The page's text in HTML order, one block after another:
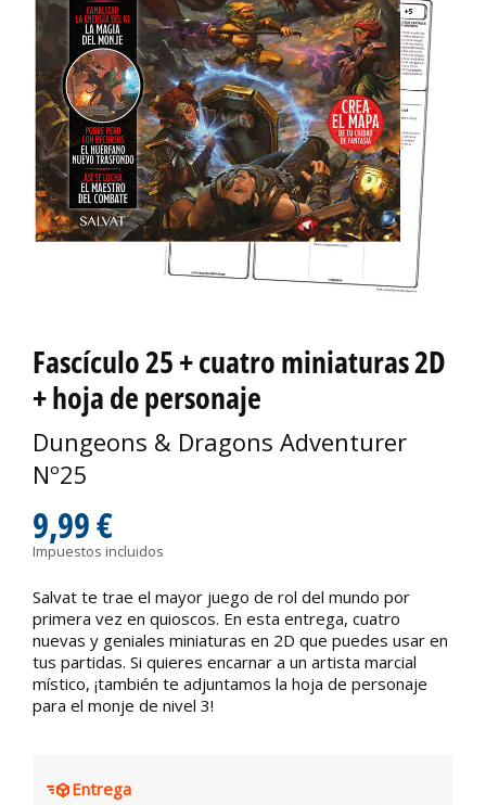
Fascículo 25 + cuatro miniaturas 2D
+ hoja de personaje
Dungeons & Dragons Adventurer
Nº25
9,99 €
Impuestos incluidos
Salvat te trae el mayor juego de rol del mundo por
primera vez en quioscos. En esta entrega, cuatro
nuevas y geniales miniaturas en 2D que puedes usar en
tus partidas. Si quieres encarnar a un artista marcial
místico, ¡también te adjuntamos la hoja de personaje
para el monje de nivel 3!
Entrega